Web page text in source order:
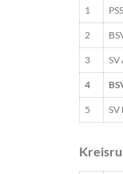
1
2
3 SV
4
5 SV